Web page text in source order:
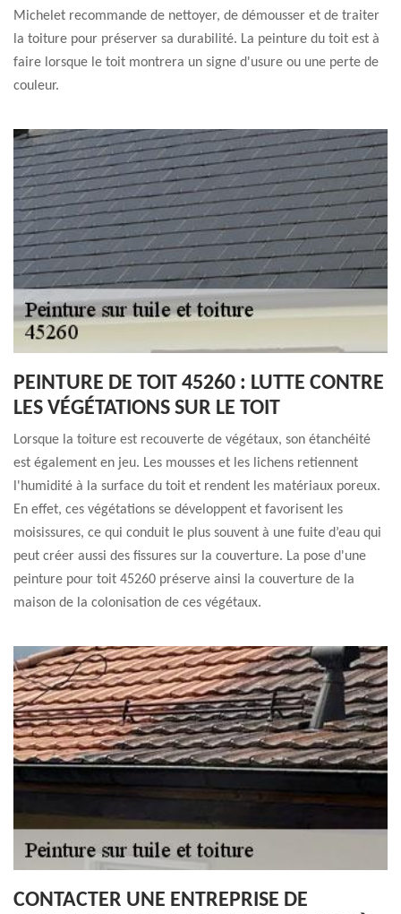
Michelet recommande de nettoyer, de démousser et de traiter
la toiture pour préserver sa durabilité. La peinture du toit est à
faire lorsque le toit montrera un signe d'usure ou une perte de
couleur.
PEINTURE DE TOIT 45260 : LUTTE CONTRE
LES VÉGÉTATIONS SUR LE TOIT
Lorsque la toiture est recouverte de végétaux, son étanchéité
est également en jeu. Les mousses et les lichens retiennent
l'humidité à la surface du toit et rendent les matériaux poreux.
En effet, ces végétations se développent et favorisent les
moisissures, ce qui conduit le plus souvent à une fuite d’eau qui
peut créer aussi des fissures sur la couverture. La pose d'une
peinture pour toit 45260 préserve ainsi la couverture de la
maison de la colonisation de ces végétaux.
CONTACTER UNE ENTREPRISE DE